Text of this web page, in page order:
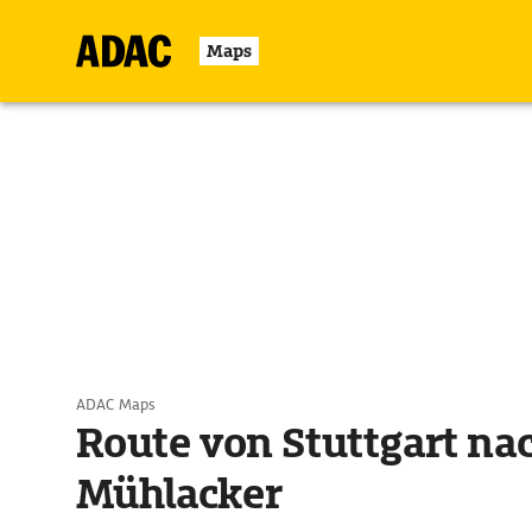
Maps
ADAC Maps
Route von Stuttgart
Mühlacker